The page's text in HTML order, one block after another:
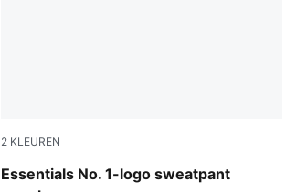
2 KLEUREN
Essentials No. 1-logo sweatpant
Medium Gray Heather